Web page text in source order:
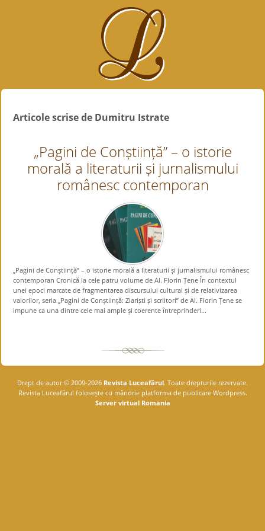
Articole scrise de Dumitru Istrate
„Pagini de Conștiință” – o istorie
morală a literaturii și jurnalismului
românesc contemporan
„Pagini de Conștiință” – o istorie morală a literaturii și jurnalismului românesc
contemporan Cronică la cele patru volume de Al. Florin Țene În contextul
unei epoci marcate de fragmentarea discursului cultural și de relativizarea
valorilor, seria „Pagini de Conștiință: Ziariști și scriitori” de Al. Florin Țene se
impune ca una dintre cele mai ample și coerente întreprinderi...
Drept de autor © 2009-2026 Revista Luceafărul. Toate drepturile rezervate.
Revista Luceafărul foloseşte cu mândrie platforma de publicare Wordpress.
Server virtual Romania